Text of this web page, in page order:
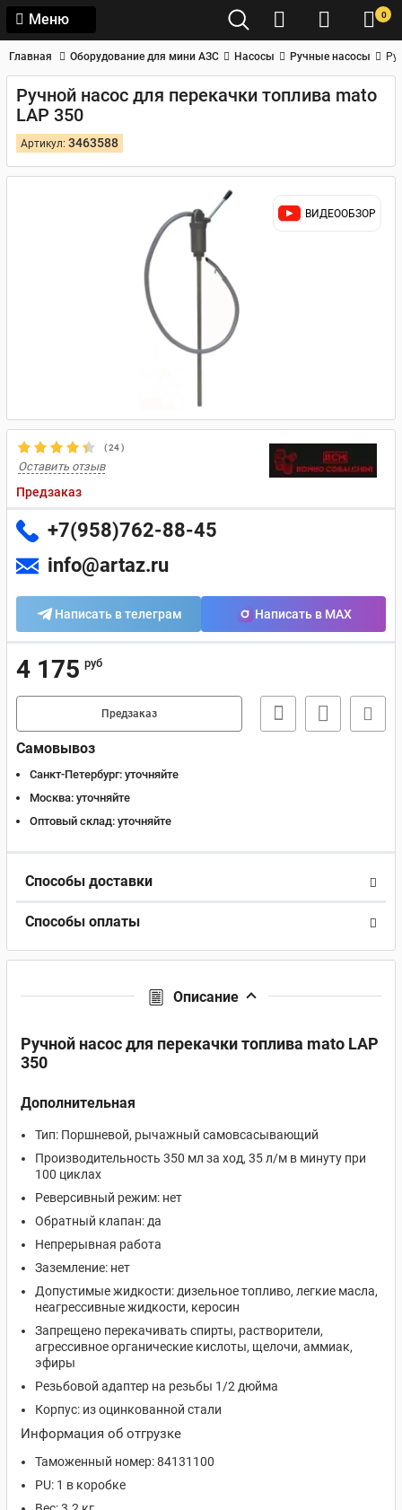
Меню 0
Главная Оборудование для мини АЗС Насосы Ручные насосы
Ручной насос для перекачки топлива mato
LAP 350
Артикул: 3463588
ВИДЕООБЗОР
(24)
Оставить отзыв
Предзаказ
+7(958)762-88-45
info@artaz.ru
Написать в телеграм Написать в MAX
4 175 руб
Предзаказ
Самовывоз
Санкт-Петербург: уточняйте
Москва: уточняйте
Оптовый склад: уточняйте
Способы доставки
Способы оплаты
Описание
Ручной насос для перекачки топлива mato LAP
350
Дополнительная
Тип: Поршневой, рычажный самовсасывающий
Производительность 350 мл за ход, 35 л/м в минуту при
100 циклах
Реверсивный режим: нет
Обратный клапан: да
Непрерывная работа
Заземление: нет
Допустимые жидкости: дизельное топливо, легкие масла,
неагрессивные жидкости, керосин
Запрещено перекачивать спирты, растворители,
агрессивное органические кислоты, щелочи, аммиак,
эфиры
Резьбовой адаптер на резьбы 1/2 дюйма
Корпус: из оцинкованной стали
Информация об отгрузке
Таможенный номер: 84131100
PU: 1 в коробке